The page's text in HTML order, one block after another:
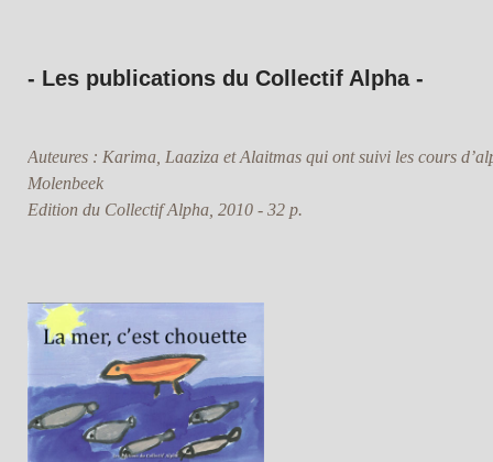
- Les publications du Collectif Alpha -
Auteures : Karima, Laaziza et Alaitmas qui ont suivi les cours
Molenbeek
Edition du Collectif Alpha, 2010 - 32 p.